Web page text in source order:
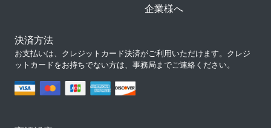
企業様へ
決済方法
お支払いは、クレジットカード決済がご利用いただけます。クレジ
ットカードをお持ちでない方は、事務局までご連絡ください。